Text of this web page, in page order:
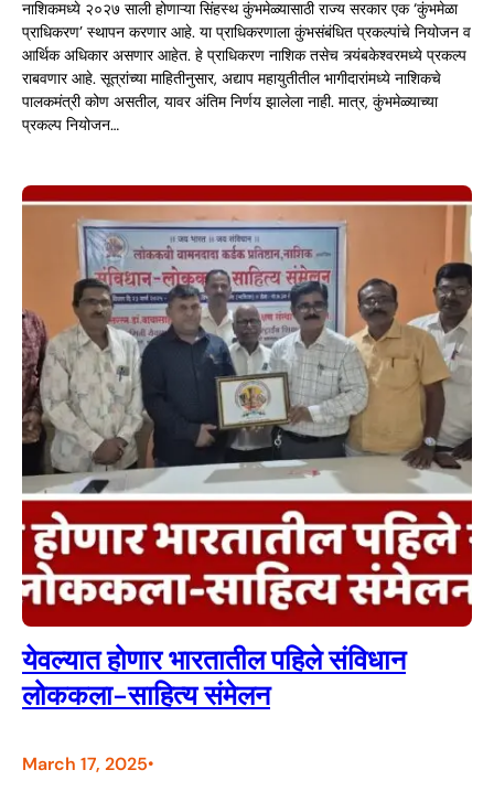
नाशिकमध्ये २०२७ साली होणाऱ्या सिंहस्थ कुंभमेळ्यासाठी राज्य सरकार एक ‘कुंभमेळा
प्राधिकरण’ स्थापन करणार आहे. या प्राधिकरणाला कुंभसंबंधित प्रकल्पांचे नियोजन व
आर्थिक अधिकार असणार आहेत. हे प्राधिकरण नाशिक तसेच त्र्यंबकेश्वरमध्ये प्रकल्प
राबवणार आहे. सूत्रांच्या माहितीनुसार, अद्याप महायुतीतील भागीदारांमध्ये नाशिकचे
पालकमंत्री कोण असतील, यावर अंतिम निर्णय झालेला नाही. मात्र, कुंभमेळ्याच्या
प्रकल्प नियोजन…
येवल्यात होणार भारतातील पहिले संविधान
लोककला-साहित्य संमेलन
March 17, 2025•